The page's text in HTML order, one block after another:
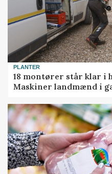
PLANTER
18 montører står klar i
Maskiner landmænd i